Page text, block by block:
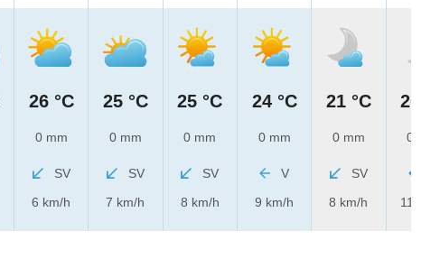
26 °C
0 mm
SV
6 km/h
25 °C
0 mm
SV
7 km/h
25 °C
0 mm
SV
8 km/h
24 °C
0 mm
V
9 km/h
21 °C
0 mm
SV
8 km/h
20 °C
0 mm
11 km/h